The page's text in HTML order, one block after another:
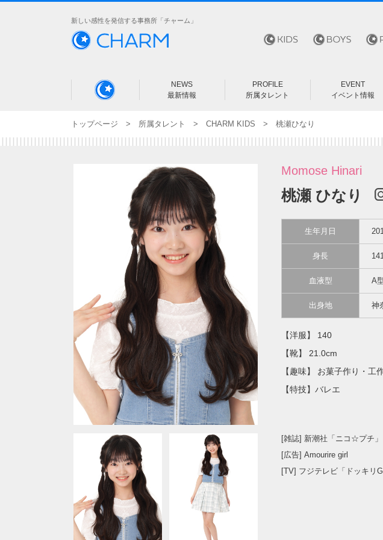
新しい感性を発信する事務所「チャーム」
NEWS
最新情報
PROFILE
所属タレント
ALL
未就学児
小学生
中学生
高校生
18歳以上
EVENT
イベント情報
トップページ > 所属タレント > CHARM KIDS > 桃瀬ひなり
Momose Hinari
桃瀬 ひなり
生年月日
身長
血液型 A
出身地 神
【洋服】 140
【靴】 21.0cm
【趣味】 お菓子作り・工
【特技】バレエ
[雑誌] 新潮社「ニコ☆プチ」
[広告] Amourire girl
[TV] フジテレビ「ドッキリ